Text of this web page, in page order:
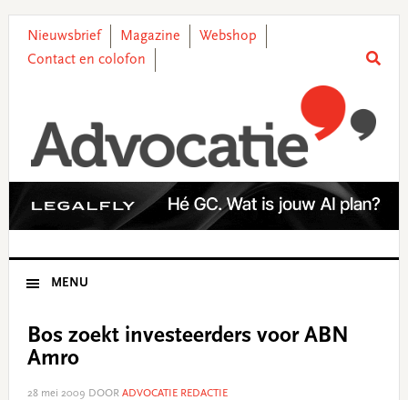
primary
main
primary
footer
Nieuwsbrief Magazine
Webshop
Contact en colofon
MENU
Bos zoekt investeerders voor ABN
Amro
28 mei 2009 DOOR ADVOCATIE REDACTIE